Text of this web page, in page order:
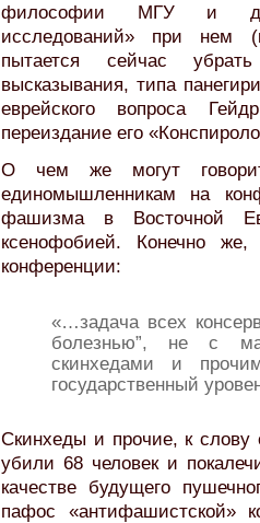
философии МГУ и
исследований» при нем
пытается сейчас
высказывания, типа
еврейского вопроса
переиздание его
О чем же могут
единомышленникам на
фашизма в Восточной
ксенофобией. Конечно
конференции:
«…задача всех
болезнью”, не с
скинхедами и
государственный
Скинхеды и прочие, к слову
убили 68 человек и
качестве будущего
пафос «антифашистской»